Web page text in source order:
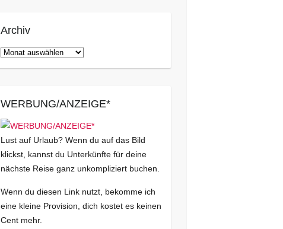
Archiv
Archiv
WERBUNG/ANZEIGE*
Lust auf Urlaub? Wenn du auf das Bild
klickst, kannst du Unterkünfte für deine
nächste Reise ganz unkompliziert buchen.
Wenn du diesen Link nutzt, bekomme ich
eine kleine Provision, dich kostet es keinen
Cent mehr.